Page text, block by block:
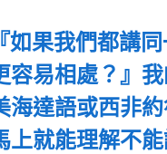
如果我們都講
容易相處？』
達語或西非
上就能理解不